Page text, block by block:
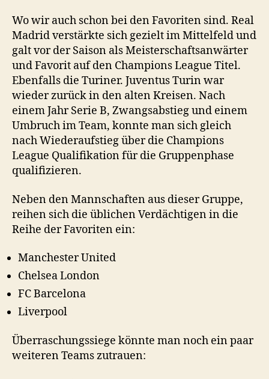
Wo wir auch schon bei den Favoriten sind. Real
Madrid verstärkte sich gezielt im Mittelfeld und
galt vor der Saison als Meisterschaftsanwärter
und Favorit auf den Champions League Titel.
Ebenfalls die Turiner. Juventus Turin war
wieder zurück in den alten Kreisen. Nach
einem Jahr Serie B, Zwangsabstieg und einem
Umbruch im Team, konnte man sich gleich
nach Wiederaufstieg über die Champions
League Qualifikation für die Gruppenphase
qualifizieren.
Neben den Mannschaften aus dieser Gruppe,
reihen sich die üblichen Verdächtigen in die
Reihe der Favoriten ein:
Manchester United
Chelsea London
FC Barcelona
Liverpool
Überraschungssiege könnte man noch ein paar
weiteren Teams zutrauen: